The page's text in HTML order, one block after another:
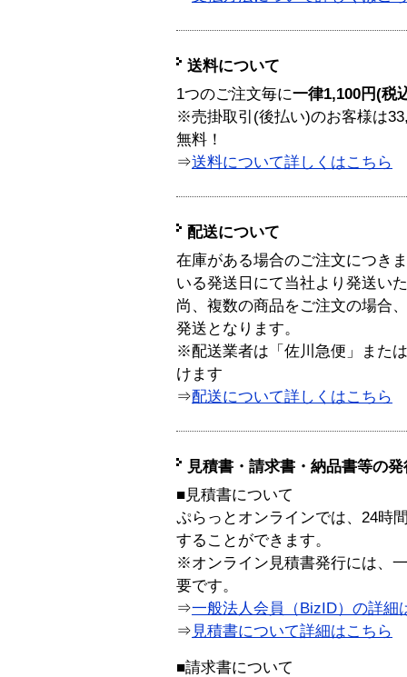
送料について
1つのご注文毎に一律1,100円(税
※売掛取引(後払い)のお客様は
無料！
⇒送料について詳しくはこちら
配送について
在庫がある場合のご注文につき
いる発送日にて当社より発送い
尚、複数の商品をご注文の場合
発送となります。
※配送業者は「佐川急便」また
けます
⇒配送について詳しくはこちら
見積書・請求書・納品書等の
■見積書について
ぷらっとオンラインでは、24時
することができます。
※オンライン見積書発行には、
要です。
⇒一般法人会員（BizID）の詳細
⇒ 見積書について詳細はこちら
■請求書について